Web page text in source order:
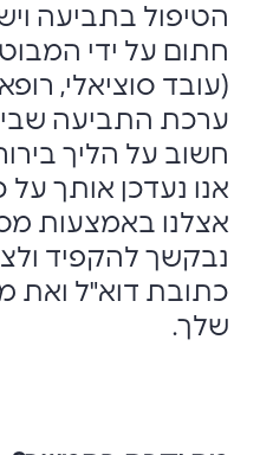
הטיפול בתביעה
חתום על ידי
(עובד סוציאלי,
ערכת התביעה
חשוב על הליך
אנו נעדכן אותך
אצלנו באמצעות
נבקשך להקפיד
כתובת דוא"ל ואת
שלך.